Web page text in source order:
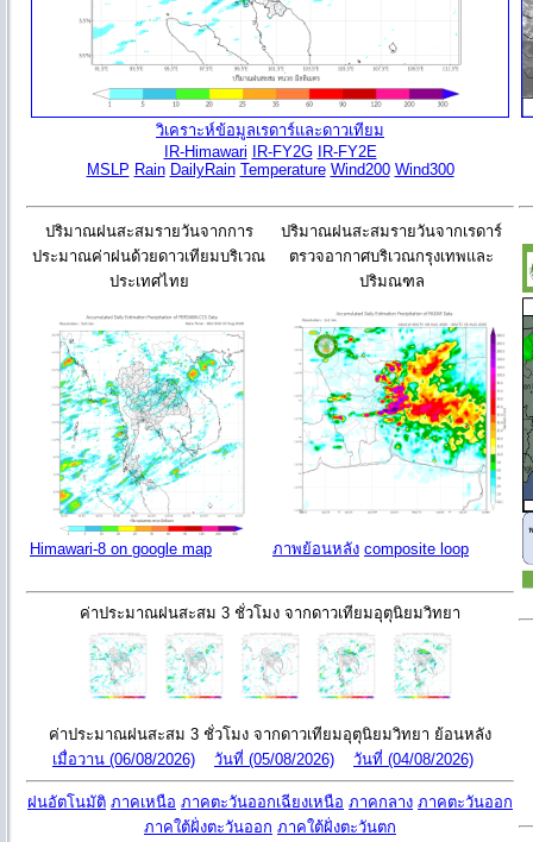
วิเคราะห์ข้อมูลเรดาร์และดาวเทียม
IR-Himawari
IR-FY2G
IR-FY2E
MSLP Rain DailyRain Temperature Wind200 Wind300
ปริมาณฝนสะสมรายวันจากการ
ประมาณค่าฝนด้วยดาวเทียมบริเวณ
ประเทศไทย
ปริมาณฝนสะสมรายวันจากเรดาร์
ตรวจอากาศบริเวณกรุงเทพและ
ปริมณฑล
Himawari-8 on google map ภาพย้อนหลัง composite loop
ค่าประมาณฝนสะสม 3 ชั่วโมง จากดาวเทียมอุตุนิยมวิทยา
ค่าประมาณฝนสะสม 3 ชั่วโมง จากดาวเทียมอุตุนิยมวิทยา ย้อนหลัง
เมื่อวาน (06/08/2026)
วันที่ (05/08/2026) วันที่ (04/08/2026)
ฝนอัตโนมัติ ภาคเหนือ ภาคตะวันออกเฉียงเหนือ ภาคกลาง ภาคตะวันออก
ภาคใต้ฝั่งตะวันออก ภาคใต้ฝั่งตะวันตก